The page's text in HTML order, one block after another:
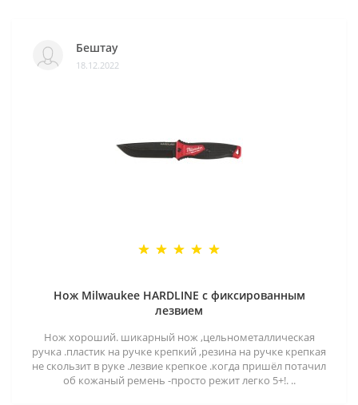
Бештау
18.12.2022
Нож Milwaukee HARDLINE с фиксированным
лезвием
Нож хороший. шикарный нож ,цельнометаллическая
ручка .пластик на ручке крепкий ,резина на ручке крепкая
не скользит в руке .лезвие крепкое .когда пришёл потачил
об кожаный ремень -просто режит легко 5+!. ..